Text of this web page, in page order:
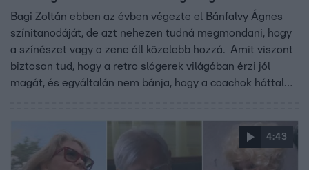
Bagi Zoltán ebben az évben végezte el Bánfalvy Ágnes
színitanodáját, de azt nehezen tudná megmondani, hogy
a színészet vagy a zene áll közelebb hozzá. Amit viszont
biztosan tud, hogy a retro slágerek világában érzi jól
magát, és egyáltalán nem bánja, hogy a coachok háttal
4:43